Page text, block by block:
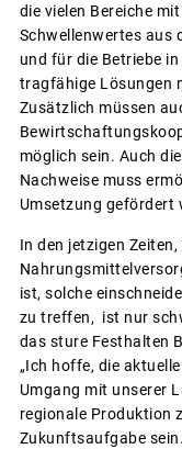
die vielen Bereiche
Schwellenwertes aus
und für die Betriebe
tragfähige Lösungen
Zusätzlich müssen
möglich sein. Auch
Nachweise muss
Umsetzung gefördert
In den jetzigen
ist, solche
zu treffen, ist nur
das sture Festhalten
„Ich hoffe, die
Umgang mit unserer
regionale Produktion
Zukunftsaufgabe